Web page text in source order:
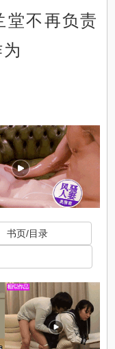
堂不再负责
书页/目录